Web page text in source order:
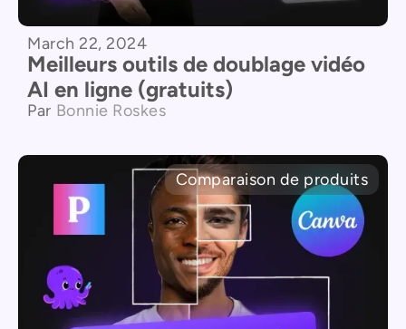
March 22, 2024
Meilleurs outils de doublage vidéo
AI en ligne (gratuits)
Par Bonnie Roskes
Comparaison de produits